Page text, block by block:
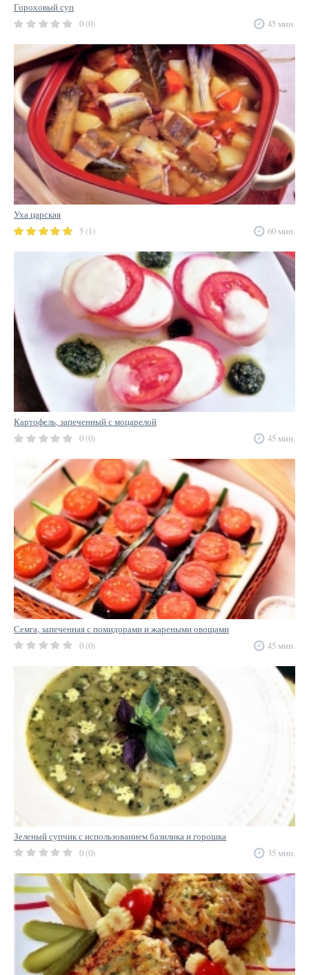
Гороховый суп
0 (0)
45 мин.
Уха царская
5 (1)
60 мин.
Картофель, запеченный с моцарелой
0 (0)
45 мин.
Семга, запеченная с помидорами и жареными овощами
0 (0)
45 мин.
Зеленый супчик с использованием базилика и горошка
0 (0)
35 мин.